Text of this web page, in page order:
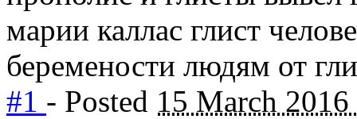
марии каллас глист
беремености людям от
#1 - Posted 15 March